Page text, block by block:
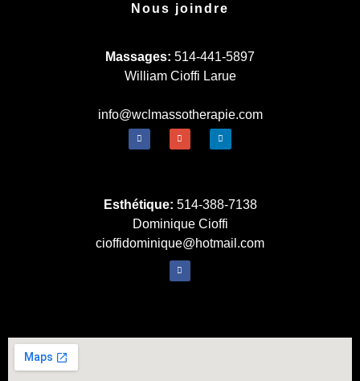
Nous joindre
Massages: 514-441-5897
William Cioffi Larue
info@wclmassotherapie.com
Esthétique: 514-388-7138
Dominique Cioffi
cioffidominique@hotmail.com